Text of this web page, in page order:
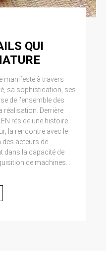
QUI
manifeste à travers
sa sophistication, ses
de l’ensemble des
réalisation. Derrière
réside une histoire :
la rencontre avec le
des acteurs de
dans la capacité de
de machines...